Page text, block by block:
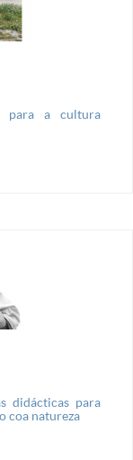
para a cultura
didácticas para
coa natureza